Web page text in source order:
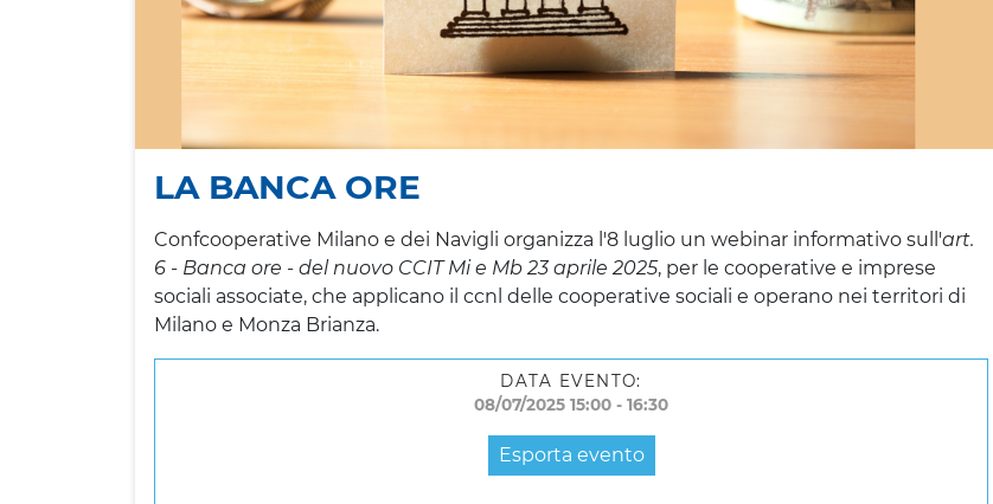
LA BANCA ORE
Confcooperative Milano e dei Navigli organizza l'8 luglio un webinar informativo sull'art.
6 - Banca ore - del nuovo CCIT Mi e Mb 23 aprile 2025, per le cooperative e imprese
sociali associate, che applicano il ccnl delle cooperative sociali e operano nei territori di
Milano e Monza Brianza.
DATA EVENTO:
08/07/2025 15:00 - 16:30
Esporta evento